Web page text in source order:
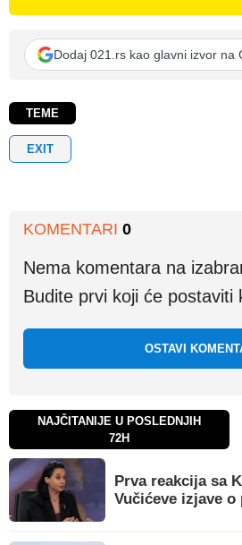
Dodaj 021.rs kao glavni izvor na
TEME
EXIT
KOMENTARI 0
Nema komentara na
Budite prvi koji će postaviti
OSTAVI
NAJČITANIJE U POSLEDNJIH
72H
Prva reakcija sa
Vučićeve izjave